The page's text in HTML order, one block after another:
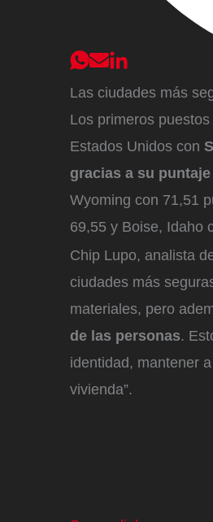
Las ciudades más
Los primeros
Estados Unidos con
gracias a su
Wyoming con 71,51
69,55 y Boise, Idaho
Chip Lupo, analista
ciudades más
materiales, pero
de las personas.
identidad, mantener
vivienda”.